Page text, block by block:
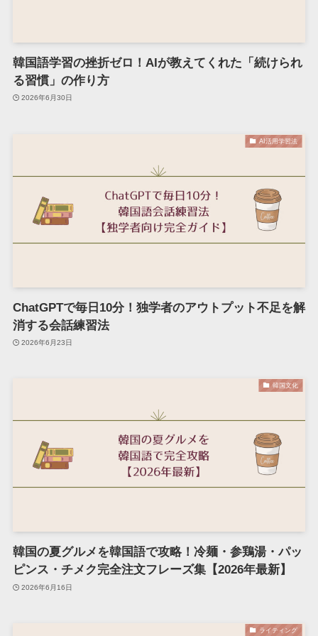
韓国語学習の挫折ゼロ！AIが教えてくれた「続けられ
る習慣」の作り方
2026年6月30日
AI活用学習法
ChatGPTで毎日10分！独学者のアウトプット不足を解
消する会話練習法
2026年6月23日
韓国文化
韓国の夏グルメを韓国語で攻略！冷麺・参鶏湯・パッ
ピンス・チメク完全注文フレーズ集【2026年最新】
2026年6月16日
ライティング